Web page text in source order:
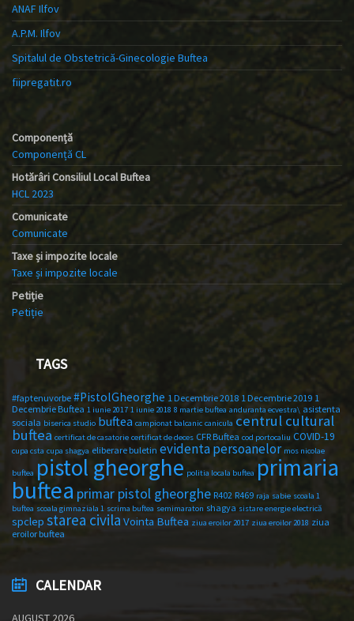
ANAF Ilfov
A.P.M. Ilfov
Spitalul de Obstetrică-Ginecologie Buftea
fiipregatit.ro
Componență
Componență CL
Hotărâri Consiliul Local Buftea
HCL 2023
Comunicate
Comunicate
Taxe și impozite locale
Taxe și impozite locale
Petiție
Petiție
TAGS
#faptenuvorbe #PistolGheorghe 1 Decembrie 2018 1 Decembrie 2019 1
Decembrie Buftea 1 iunie 2017 1 iunie 2018 8 martie buftea anduranta ecvestra\ asistenta
sociala biserica studio buftea campionat balcanic canicula centrul cultural
buftea certificat de casatorie certificat de deces CFR Buftea cod portocaliu COVID-19
cupa csta cupa shagya eliberare buletin evidenta persoanelor mos nicolae
buftea pistol gheorghe politia locala buftea primaria
buftea primar pistol gheorghe R402 R469 raja sabie scoala 1
buftea scoala gimnaziala 1 scrima buftea semimaraton shagya sistare energie electrică
spclep starea civila Vointa Buftea ziua eroilor 2017 ziua eroilor 2018 ziua
eroilor buftea
CALENDAR
AUGUST 2026